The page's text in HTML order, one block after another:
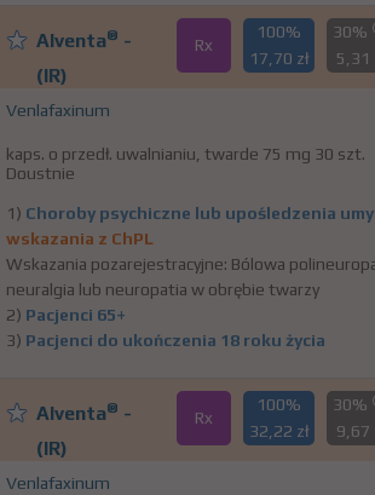
Alventa® -
(IR)
Rx
100%
17,70 zł
30%
5,31
Venlafaxinum
kaps. o przedł. uwalnianiu, twarde 75 mg 30 szt.
Doustnie
1) Choroby psychiczne lub upośledzenia
wskazania z ChPL
Wskazania pozarejestracyjne: Bólowa
neuralgia lub neuropatia w obrębie twarzy
2) Pacjenci 65+
3) Pacjenci do ukończenia 18 roku życia
Alventa® -
(IR)
Rx
100%
32,22 zł
30%
9,67
Venlafaxinum